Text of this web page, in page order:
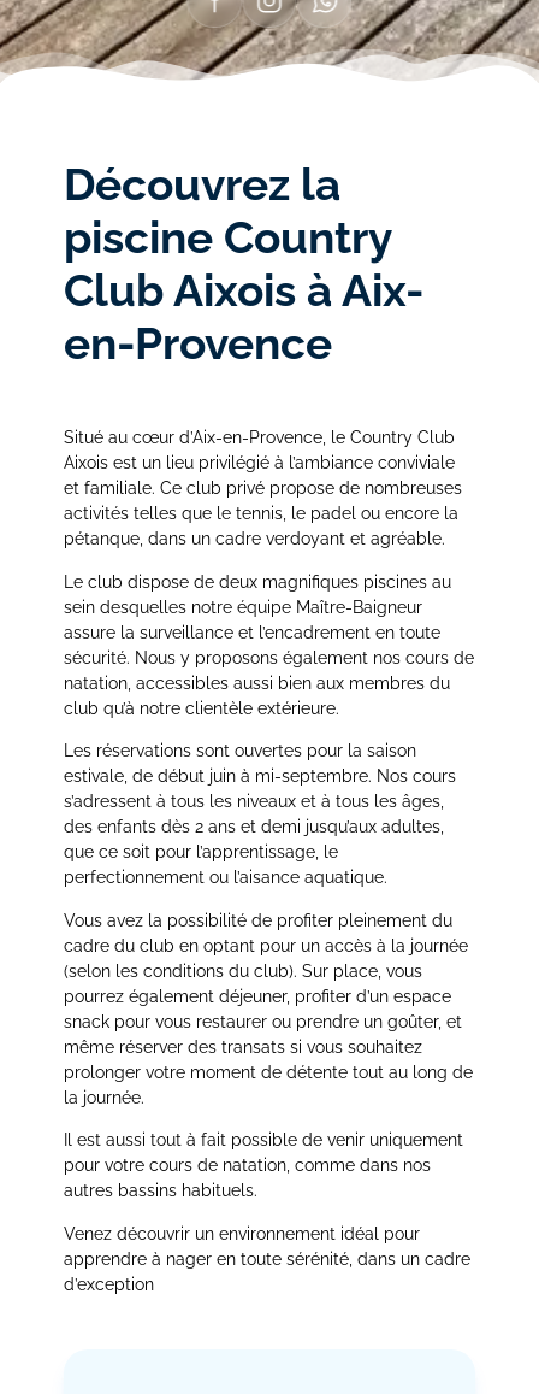
FacebookInstagramWhastapp
Découvrez la
piscine Country
Club Aixois à Aix-
en-Provence
Situé au cœur d’Aix-en-Provence, le Country Club
Aixois est un lieu privilégié à l’ambiance conviviale
et familiale. Ce club privé propose de nombreuses
activités telles que le tennis, le padel ou encore la
pétanque, dans un cadre verdoyant et agréable.
Le club dispose de deux magnifiques piscines au
sein desquelles notre équipe Maître-Baigneur
assure la surveillance et l’encadrement en toute
sécurité. Nous y proposons également nos cours de
natation, accessibles aussi bien aux membres du
club qu’à notre clientèle extérieure.
Les réservations sont ouvertes pour la saison
estivale, de début juin à mi-septembre. Nos cours
s’adressent à tous les niveaux et à tous les âges,
des enfants dès 2 ans et demi jusqu’aux adultes,
que ce soit pour l’apprentissage, le
perfectionnement ou l’aisance aquatique.
Vous avez la possibilité de profiter pleinement du
cadre du club en optant pour un accès à la journée
(selon les conditions du club). Sur place, vous
pourrez également déjeuner, profiter d’un espace
snack pour vous restaurer ou prendre un goûter, et
même réserver des transats si vous souhaitez
prolonger votre moment de détente tout au long de
la journée.
Il est aussi tout à fait possible de venir uniquement
pour votre cours de natation, comme dans nos
autres bassins habituels.
Venez découvrir un environnement idéal pour
apprendre à nager en toute sérénité, dans un cadre
d’exception